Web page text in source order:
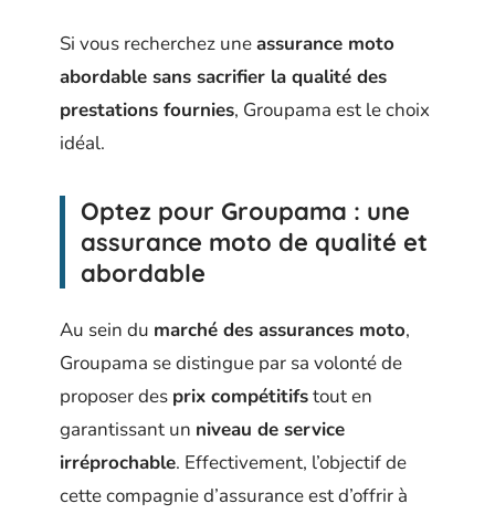
Si vous recherchez uneassurance moto
abordable sans sacrifier la qualité des
prestations fournies, Groupama est le choix
idéal.
Optez pour Groupama : une
assurance moto de qualité et
abordable
Au sein du marché des assurances moto,
Groupama se distingue par sa volonté de
proposer des prix compétitifstout en
garantissant un niveau de service
irréprochable. Effectivement, l’objectif de
cette compagnie d’assurance est d’offrir à